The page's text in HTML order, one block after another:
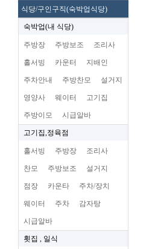
식당/구인구직(숙박업식당)
숙박업(내 식당)
주방장 주방보조 조리사
홀서빙 카운터 지배인
주차안내 주방찬모 설거지
영양사 웨이터 고기집
주방이모 시급알바
고기집,정육점
홀서빙 주방장 조리사
찬모 주방보조 설거지
점장 카운타 주차/장치
웨이터 주차 감자탕
시급알바
횟집 , 일식